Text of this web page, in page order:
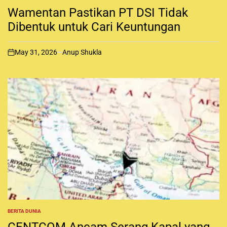
O
S
T
E
N
Wamentan Pastikan PT DSI Tidak
Dibentuk untuk Cari Keuntungan
o
May 31, 2026 Anup Shukla
P
O
BERITA DUNIA